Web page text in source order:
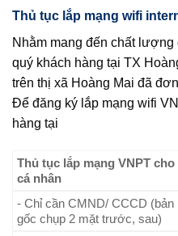
Thủ tục lắp mạng wifi
Nhằm mang đến chất
quý khách hàng tại TX
trên thị xã Hoàng Mai đã
Để đăng ký lắp mạng wifi
hàng tại
Thủ tục lắp mạng VNPT cho
cá nhân
- Chỉ cần CMND/ CCCD (bản
gốc chụp 2 mặt trước, sau)